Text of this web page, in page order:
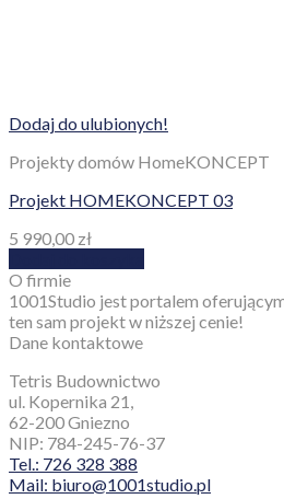
Dodaj do ulubionych!
Projekty domów HomeKONCEPT
Projekt HOMEKONCEPT 03
5 990,00 zł
O firmie
1001Studio jest portalem
ten sam projekt w niższej cenie!
Dane kontaktowe
Tetris Budownictwo
ul. Kopernika 21,
62-200 Gniezno
NIP: 784-245-76-37
Tel.: 726 328 388
Mail: biuro@1001studio.pl